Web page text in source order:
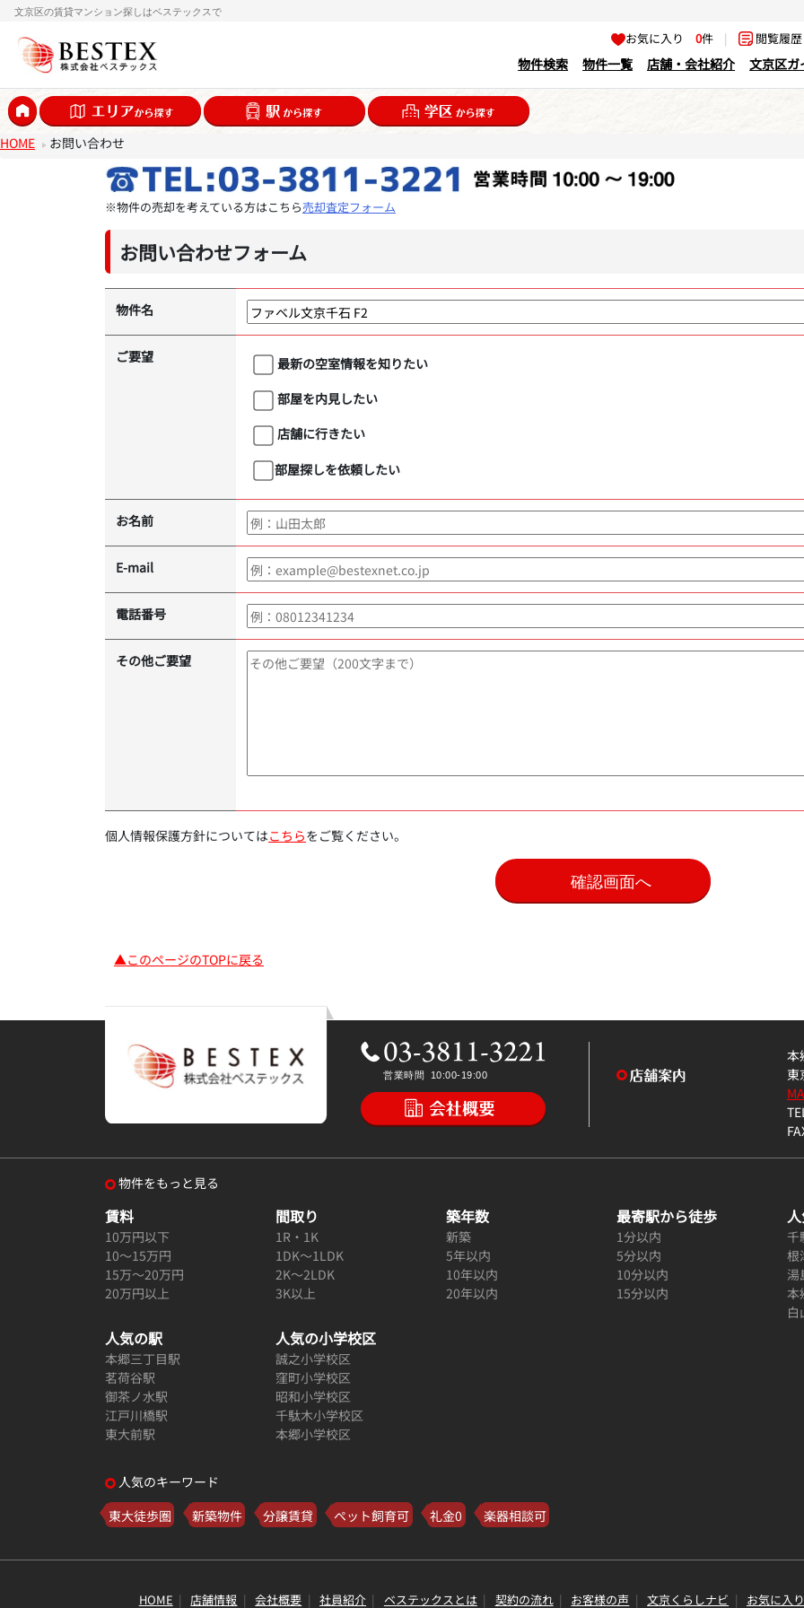
文京区の賃貸マンション探しはベステックスで
お気に入り0件 | 閲覧履
物件検索 物件一覧 店舗・会社紹介 文京区ガ
HOME お問い合わせ
※物件の売却を考えている方はこちら売却査定フォーム
お問い合わせフォーム
物件名
ご要望
最新の空室情報を知りたい
部屋を内見したい
店舗に行きたい
部屋探しを依頼したい
お名前
E-mail
電話番号
その他ご要望
個人情報保護方針についてはこちらをご覧ください。
▲このページのTOPに戻る
本
東
物件をもっと見る
賃料
10万円以下
10～15万円
15万～20万円
20万円以上
間取り
1R・1K
1DK～1LDK
2K～2LDK
3K以上
築年数
新築
5年以内
10年以内
20年以内
最寄駅から徒歩
1分以内
5分以内
10分以内
15分以内
千
根
湯
本
白
人気の駅
本郷三丁目駅
茗荷谷駅
御茶ノ水駅
江戸川橋駅
東大前駅
人気の小学校区
誠之小学校区
窪町小学校区
昭和小学校区
千駄木小学校区
本郷小学校区
人気のキーワード
東大徒歩圏
新築物件 分譲賃貸 ペット飼育可 礼金0 楽器相談可
HOME 店舗情報 会社概要 社員紹介 ベステックスとは 契約の流れ お客様の声 文京くらしナビ お気に入